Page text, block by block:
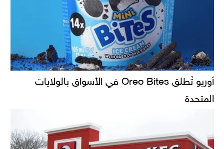
أوريو تُطلق Oreo Bites في الأسواق بالولايات
المتحدة